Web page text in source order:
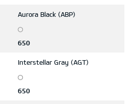
Aurora Black (ABP)
650
Interstellar Gray (AGT)
650